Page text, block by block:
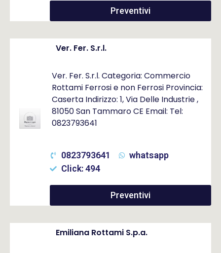
Preventivi
Ver. Fer. S.r.l.
Ver. Fer. S.r.l. Categoria: Commercio
Rottami Ferrosi e non Ferrosi Provincia:
Caserta Indirizzo: 1, Via Delle Industrie ,
81050 San Tammaro CE Email: Tel:
0823793641
0823793641
whatsapp
Click: 494
Preventivi
Emiliana Rottami S.p.a.